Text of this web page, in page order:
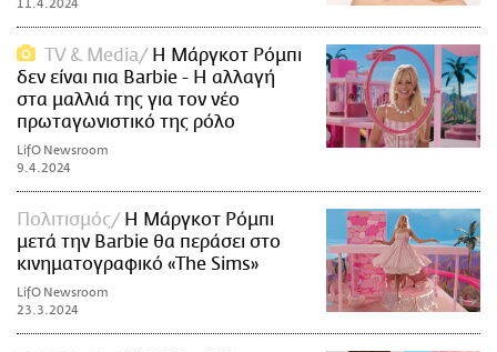
11.4.2024
TV & Media
Η Μάργκοτ Ρόμπι
δεν είναι πια Barbie - Η αλλαγή
στα μαλλιά της για τον νέο
πρωταγωνιστικό της ρόλο
LifO Newsroom
9.4.2024
Πολιτισμός
Η Μάργκοτ Ρόμπι
μετά την Barbie θα περάσει στο
κινηματογραφικό «The Sims»
LifO Newsroom
23.3.2024